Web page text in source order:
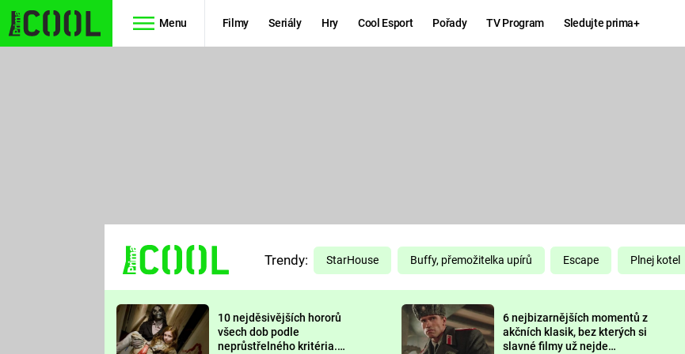
Menu Filmy Seriály Hry Cool Esport Pořady TV Program Sledujte prima+
TŘESKU
FUTURAMA
PREDÁTOR
DELIVERANCE
Trendy: StarHouse Buffy, přemožitelka upírů Escape Plnej kotel
10 nejděsivějších hororů
všech dob podle
neprůstřelného kritéria.
6 nejbizarnějších momentů z
akčních klasik, bez kterých si
slavné filmy už nejde